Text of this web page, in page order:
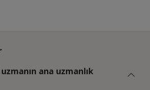
ana uzmanlık